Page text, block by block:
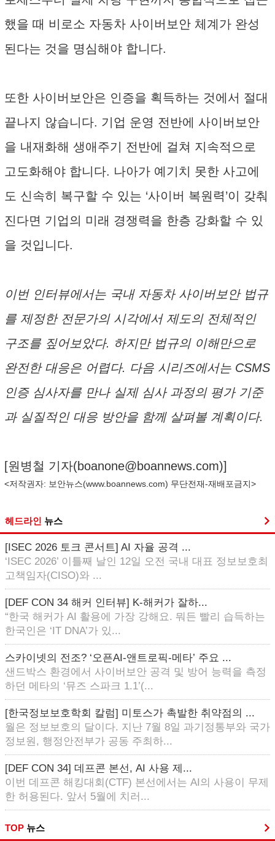
했을 때 비로소 자동차 사이버보안 체계가 완성
된다는 것을 명심해야 합니다.
또한 사이버보안은 인증을 획득하는 것에서 절대
끝나지 않습니다. 기업 운영 전반에 사이버보안
을 내재화해 생애주기 전반에 걸쳐 지속적으로
고도화해야 합니다. 나아가 예기치 못한 사고에
도 신속히 복구할 수 있는 ‘사이버 복원력’이 갖춰
진다면 기업의 미래 경쟁력을 한층 강화할 수 있
을 것입니다.
이번 인터뷰에서는 국내 자동차 사이버보안 법규
를 제정한 전문가의 시각에서 제도의 전체적인
구조를 짚어보았다. 하지만 법규의 이해만으로
완전한 대응은 어렵다. 다음 시리즈에서는 CSMS
인증 심사자를 만나 실제 심사 과정의 평가 기준
과 실질적인 대응 방안을 함께 살펴볼 계획이다.
[원병철 기자(boanone@boannews.com)]
<저작권자: 보안뉴스(www.boannews.com) 무단전재-재배포금지>
헤드라인 뉴스
[ISEC 2026 토크 콘서트] AI 자율 공격 ...
‘ISEC 2026’ 이틀째 날인 12일 오전 국내 대표 정보보호최
고책임자(CISO)와 ...
[DEF CON 34 해커 인터뷰] K-해커가 잘하...
“한국 해커가 AI 활용에 가장 강해요. 뭐든 빨리 습득하는
한국인은 ‘IT DNA’가 있...
스카이넷의 전조? ‘오픈AI-앤트로픽-메타’ 주요 ...
샌드박스 환경에서 사이버보안 공격 및 방어 능력을 측정
하던 메타의 ‘뮤즈 스파크 1.1’(...
[한국정보보호학회 칼럼] 미토스가 촉발한 취약점의 ...
월은 정보보호의 달이다. 지난 7월 8일 과기정통부와 국가
정보원, 행정안전부가 공동 주최하...
[DEF CON 34] 데프콘 본선, AI 사용 제...
이번 데프콘 해킹대회(CTF) 본선에서는 AI의 사용이 무제
한 허용된다. 앞서 5월에 치러...
TOP 뉴스